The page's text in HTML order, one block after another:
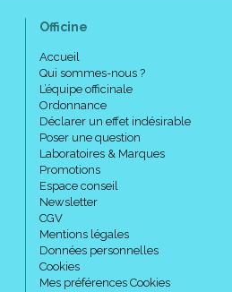
Officine
Accueil
Qui sommes-nous ?
L’équipe officinale
Ordonnance
Déclarer un effet indésirable
Poser une question
Laboratoires & Marques
Promotions
Espace conseil
Newsletter
CGV
Mentions légales
Données personnelles
Cookies
Mes préférences Cookies